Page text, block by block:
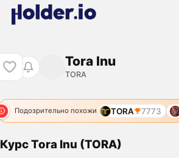
Tora Inu
TORA
Подозрительно похожи TORA 7773
Курс Tora Inu (TORA)